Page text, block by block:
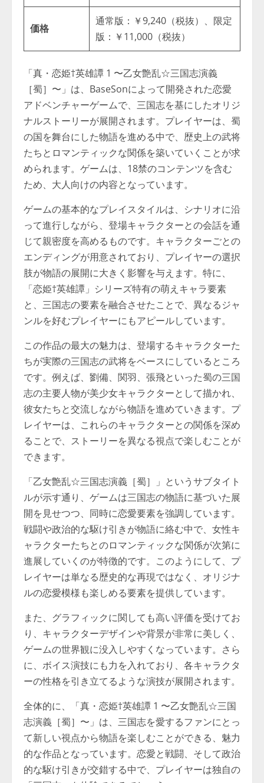
価格
通常版：￥9,240（税抜）、限定
版：￥11,000（税抜）
「真・恋姫†英雄譚 1 〜乙女艶乱☆三国志演義
［蜀］〜」は、BaseSonによって開発された恋愛
アドベンチャーゲームで、三国志を基にしたオリジ
ナルストーリーが展開されます。プレイヤーは、蜀
の国を舞台にした物語を進める中で、歴史上の武将
たちとロマンティックな関係を築いていくことが求
められます。ゲームは、18禁のコンテンツを含む
ため、大人向けの内容となっています。
ゲームの基本的なプレイスタイルは、シナリオに沿
って進行しながら、登場キャラクターとの会話を通
じて親密度を高めるものです。キャラクターごとの
エンディングが用意されており、プレイヤーの選択
肢が物語の展開に大きく影響を与えます。特に、
「恋姫†英雄譚」シリーズ特有の萌えキャラ要素
と、三国志の要素を融合させたことで、異なるジャ
ンルを好むプレイヤーにもアピールしています。
この作品の最大の魅力は、登場するキャラクターた
ちが実際の三国志の武将をベースにしているところ
です。例えば、劉備、関羽、張飛といった蜀の三国
志の主要人物が美少女キャラクターとして描かれ、
彼女たちと交流しながら物語を進めていきます。プ
レイヤーは、これらのキャラクターとの関係を深め
ることで、ストーリーを異なる視点で楽しむことが
できます。
「乙女艶乱☆三国志演義［蜀］」というサブタイト
ルが示す通り、ゲームは三国志の物語に基づいた展
開を見せつつ、同時に恋愛要素を強調しています。
戦闘や政治的な駆け引きが物語に絡む中で、女性キ
ャラクターたちとのロマンティックな関係が次第に
進展していくのが特徴的です。このようにして、プ
レイヤーは単なる歴史的な再現ではなく、オリジナ
ルの恋愛模様も楽しめる要素を提供しています。
また、グラフィックに関しても高い評価を受けてお
り、キャラクターデザインや背景が非常に美しく、
ゲームの世界観に没入しやすくなっています。さら
に、ボイス演技にも力を入れており、各キャラクタ
ーの性格を引き立てるような演技が展開されます。
全体的に、「真・恋姫†英雄譚 1 〜乙女艶乱☆三国
志演義［蜀］〜」は、三国志を愛するファンにとっ
て新しい視点から物語を楽しむことができる、魅力
的な作品となっています。恋愛と戦闘、そして政治
的な駆け引きが交錯する中で、プレイヤーは独自の